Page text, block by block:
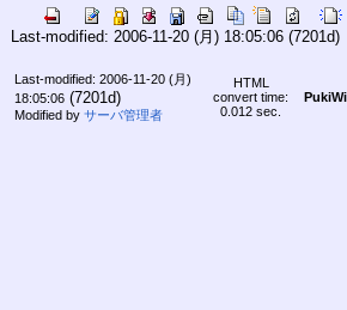
Last-modified: 2006-11-20 (月) 18:05:06(7201d)
Last-modified: 2006-11-20 (月)
18:05:06(7201d)
Modified by サーバ管理者
HTML
convert time:
0.012 sec.